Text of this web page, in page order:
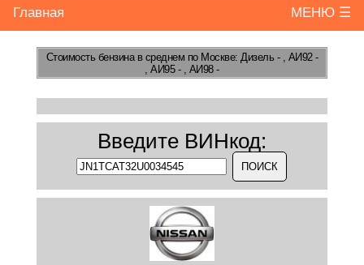
Главная МЕНЮ ☰
Стоимость бензинав среднем по Москве: Дизель - , АИ92 -
, АИ95 - , АИ98 -
Введите ВИНкод: